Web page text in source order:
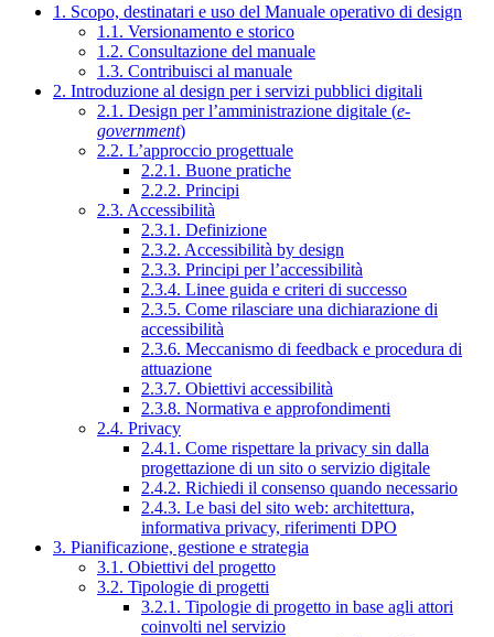
1. Scopo, destinatari e uso del Manuale operativo di design
1.1. Versionamento e storico
1.2. Consultazione del manuale
1.3. Contribuisci al manuale
2. Introduzione al design per i servizi pubblici digitali
2.1. Design per l’amministrazione digitale (e-
government)
2.2. L’approccio progettuale
2.2.1. Buone pratiche
2.2.2. Principi
2.3. Accessibilità
2.3.1. Definizione
2.3.2. Accessibilità by design
2.3.3. Principi per l’accessibilità
2.3.4. Linee guida e criteri di successo
2.3.5. Come rilasciare una dichiarazione di
accessibilità
2.3.6. Meccanismo di feedback e procedura di
attuazione
2.3.7. Obiettivi accessibilità
2.3.8. Normativa e approfondimenti
2.4. Privacy
2.4.1. Come rispettare la privacy sin dalla
progettazione di un sito o servizio digitale
2.4.2. Richiedi il consenso quando necessario
2.4.3. Le basi del sito web: architettura,
informativa privacy, riferimenti DPO
3. Pianificazione, gestione e strategia
3.1. Obiettivi del progetto
3.2. Tipologie di progetti
3.2.1. Tipologie di progetto in base agli attori
coinvolti nel servizio